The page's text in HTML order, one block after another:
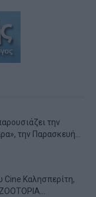
την
την Παρασκευή...
Cine Καλησπερίτη,